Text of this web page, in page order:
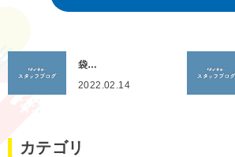
袋…
2022.02.14
カテゴリ